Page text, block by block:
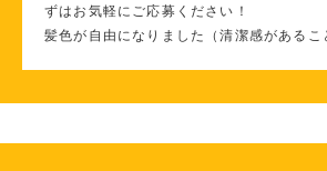
ずはお気軽にご応募ください！
髪色が自由になりました（清潔感があるこ